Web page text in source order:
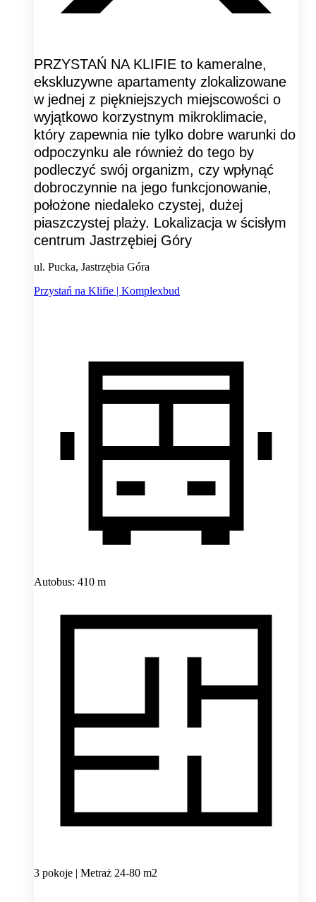
PRZYSTAŃ NA KLIFIE to kameralne,
ekskluzywne apartamenty zlokalizowane
w jednej z piękniejszych miejscowości o
wyjątkowo korzystnym mikroklimacie,
który zapewnia nie tylko dobre warunki do
odpoczynku ale również do tego by
podleczyć swój organizm, czy wpłynąć
dobroczynnie na jego funkcjonowanie,
położone niedaleko czystej, dużej
piaszczystej plaży. Lokalizacja w ścisłym
centrum Jastrzębiej Góry
ul. Pucka, Jastrzębia Góra
Przystań na Klifie | Komplexbud
Autobus: 410 m
3 pokoje | Metraż 24-80 m2